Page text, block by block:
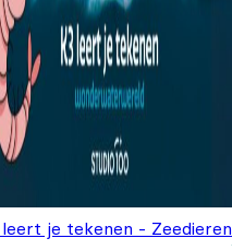
je tekenen - Zeedieren